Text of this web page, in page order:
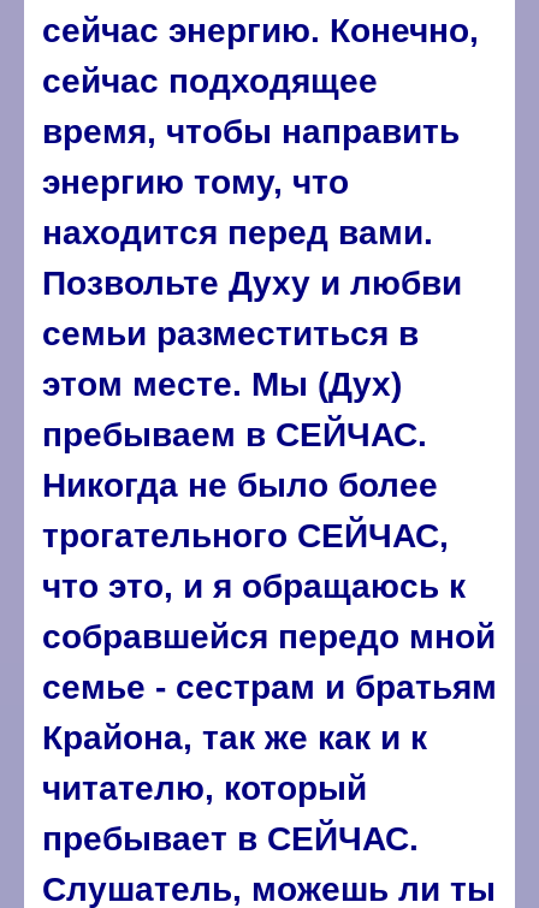
сейчас энергию. Конечно,
сейчас подходящее
время, чтобы направить
энергию тому, что
находится перед вами.
Позвольте Духу и любви
семьи разместиться в
этом месте. Мы (Дух)
пребываем в СЕЙЧАС.
Никогда не было более
трогательного СЕЙЧАС,
что это, и я обращаюсь к
собравшейся передо мной
семье - сестрам и братьям
Крайона, так же как и к
читателю, который
пребывает в СЕЙЧАС.
Слушатель, можешь ли ты